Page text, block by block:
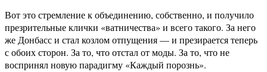
Вот это стремление к объединению, собственно, и получило
презрительные клички «ватничества» и всего такого. За него
же Донбасс и стал козлом отпущения — и презирается теперь
с обоих сторон. За то, что отстал от моды. За то, что не
воспринял новую парадигму «Каждый порознь».